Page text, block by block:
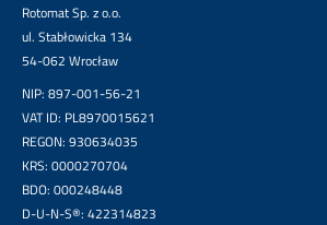
Rotomat Sp. z o.o.
ul. Stabłowicka 134
54-062 Wrocław
NIP: 897-001-56-21
VAT ID: PL8970015621
REGON: 930634035
KRS: 0000270704
BDO: 000248448
D-U-N-S®: 422314823